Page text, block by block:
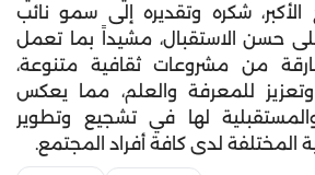
شكره وتقديره إلى سمو نائب
حسن الاستقبال، مشيداً بما تعمل
من مشروعات ثقافية متنوعة،
للمعرفة والعلم، مما يعكس
والمستقبلية لها في تشجيع وتطوير
المختلفة لدى كافة أفراد المجتمع.